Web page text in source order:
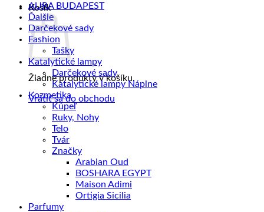
Košík
Žiadne produkty v košíku.
Vrátiť sa do obchodu
AURA BUDAPEST
Ďalšie
Darčekové sady
Fashion
Tašky
Katalytické lampy
Darčekové sady
Katalytické lampy Náplne
Kozmetika
Kúpeľ
Ruky, Nohy
Telo
Tvár
Značky
Arabian Oud
BOSHARA EGYPT
Maison Adimi
Ortigia Sicilia
Parfumy